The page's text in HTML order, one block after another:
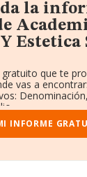
la
Estetica
que te
vas a
Completo
Ventas y
y
INFORME